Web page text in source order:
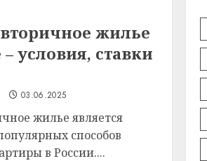
жилье
условия, ставки
03.06.2025
жилье является
способов
в России....